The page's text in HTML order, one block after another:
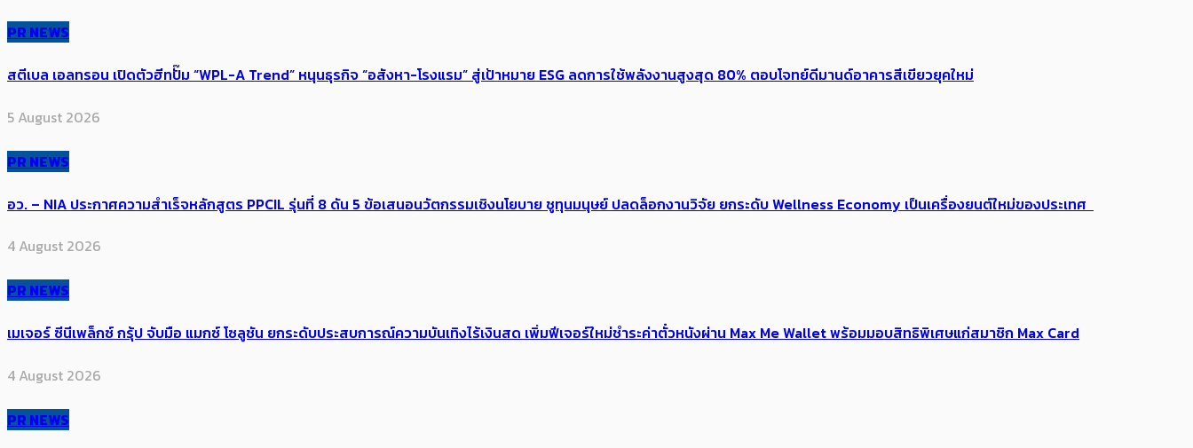
PR NEWS
สตีเบล เอลทรอน เปิดตัวฮีทปั๊ม “WPL-A Trend” หนุนธุรกิจ “อสังหา-โรงแรม” สู่เป้าหมาย ESG ลดการใช้พลังงานสูงสุด 80% ตอบโจทย์ดีมานด์อาคารสีเขียวยุคใหม่
5 August 2026
PR NEWS
อว. – NIA ประกาศความสำเร็จหลักสูตร PPCIL รุ่นที่ 8 ดัน 5 ข้อเสนอนวัตกรรมเชิงนโยบาย ชูทุนมนุษย์ ปลดล็อกงานวิจัย ยกระดับ Wellness Economy เป็นเครื่องยนต์ใหม่ของประเทศ
4 August 2026
PR NEWS
เมเจอร์ ซีนีเพล็กซ์ กรุ้ป จับมือ แมกซ์ โซลูชัน ยกระดับประสบการณ์ความบันเทิงไร้เงินสด เพิ่มฟีเจอร์ใหม่ชำระค่าตั๋วหนังผ่าน Max Me Wallet พร้อมมอบสิทธิพิเศษแก่สมาชิก Max Card
4 August 2026
PR NEWS